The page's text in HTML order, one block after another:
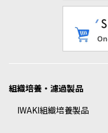
組織培養・濾過製品
IWAKI組織培養製品